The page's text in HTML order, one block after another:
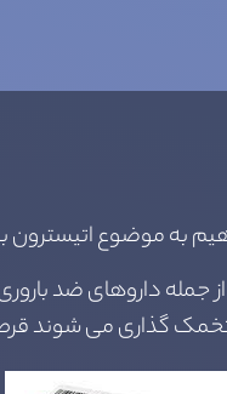
به موضوع اتیسترون
داروهای ضد